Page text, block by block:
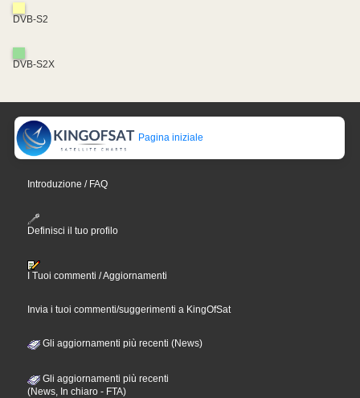
DVB-S2
DVB-S2X
Pagina iniziale
Introduzione / FAQ
Definisci il tuo profilo
I Tuoi commenti / Aggiornamenti
Invia i tuoi commenti/suggerimenti a KingOfSat
Gli aggiornamenti più recenti (News)
Gli aggiornamenti più recenti
(News, In chiaro - FTA)